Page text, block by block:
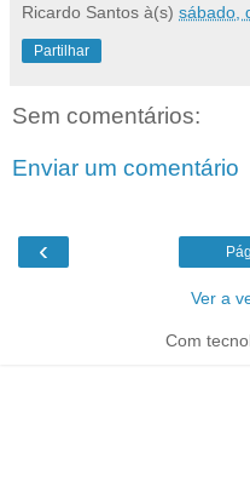
Ricardo Santos à(s) sábado,
Partilhar
Sem comentários:
Enviar um comentário
‹
Ver a
Com